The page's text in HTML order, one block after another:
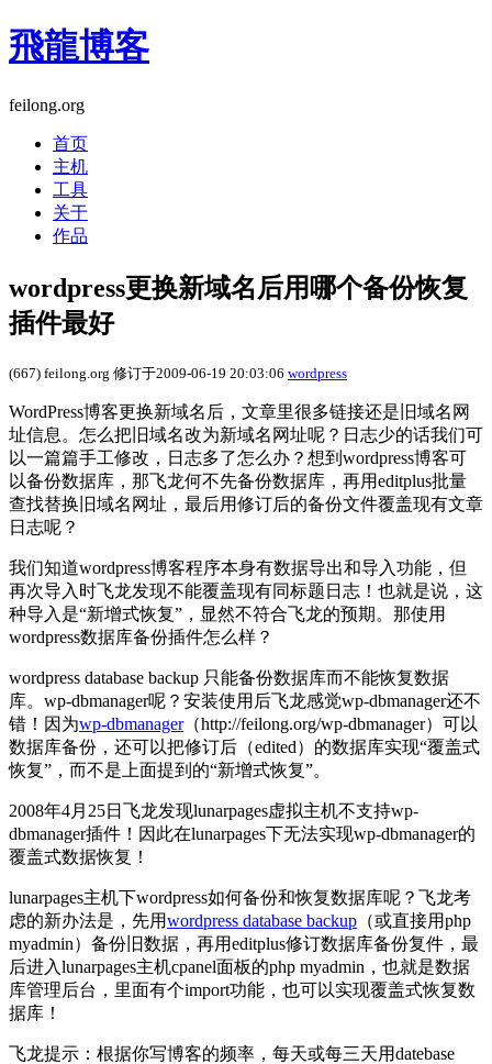
飛龍博客
feilong.org
首页
主机
工具
关于
作品
wordpress更换新域名后用哪个备份恢复
插件最好
(667) feilong.org 修订于2009-06-19 20:03:06 wordpress
WordPress博客更换新域名后，文章里很多链接还是旧域名网
址信息。怎么把旧域名改为新域名网址呢？日志少的话我们可
以一篇篇手工修改，日志多了怎么办？想到wordpress博客可
以备份数据库，那飞龙何不先备份数据库，再用editplus批量
查找替换旧域名网址，最后用修订后的备份文件覆盖现有文章
日志呢？
我们知道wordpress博客程序本身有数据导出和导入功能，但
再次导入时飞龙发现不能覆盖现有同标题日志！也就是说，这
种导入是“新增式恢复”，显然不符合飞龙的预期。那使用
wordpress数据库备份插件怎么样？
wordpress database backup 只能备份数据库而不能恢复数据
库。wp-dbmanager呢？安装使用后飞龙感觉wp-dbmanager还不
错！因为wp-dbmanager（http://feilong.org/wp-dbmanager）可以
数据库备份，还可以把修订后（edited）的数据库实现“覆盖式
恢复”，而不是上面提到的“新增式恢复”。
2008年4月25日飞龙发现lunarpages虚拟主机不支持wp-
dbmanager插件！因此在lunarpages下无法实现wp-dbmanager的
覆盖式数据恢复！
lunarpages主机下wordpress如何备份和恢复数据库呢？飞龙考
虑的新办法是，先用wordpress database backup （或直接用php
myadmin）备份旧数据，再用editplus修订数据库备份复件，最
后进入lunarpages主机cpanel面板的php myadmin，也就是数据
库管理后台，里面有个import功能，也可以实现覆盖式恢复数
据库！
飞龙提示：根据你写博客的频率，每天或每三天用datebase